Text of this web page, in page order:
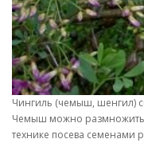
Чингиль (чемыш, шенгил)
Чемыш можно
технике посева семенами